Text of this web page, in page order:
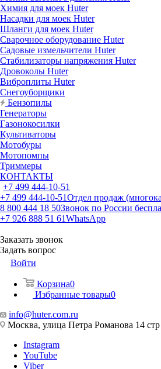
Химия для моек Huter
Насадки для моек Huter
Шланги для моек Huter
Сварочное оборудование Huter
Садовые измельчители Huter
Стабилизаторы напряжения Huter
Дровоколы Huter
Виброплиты Huter
Снегоуборщики
Бензопилы
Генераторы
Газонокосилки
Культиваторы
Мотобуры
Мотопомпы
Триммеры
КОНТАКТЫ
+7 499 444-10-51
+7 499 444-10-51Отдел продаж
8 800 444 18 50Звонок по России
+7 926 888 51 61WhatsApp
Заказать звонок
Задать вопрос
Войти
Корзина0
Избранные товары0
info@huter.com.ru
Москва, улица Петра Романова 14 стр
Instagram
YouTube
Viber